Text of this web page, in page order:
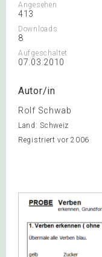
Angesehen
413
Downloads
8
Aufgeschaltet
07.03.2010
Autor/in
Rolf Schwab
Land: Schweiz
Registriert vor 2006